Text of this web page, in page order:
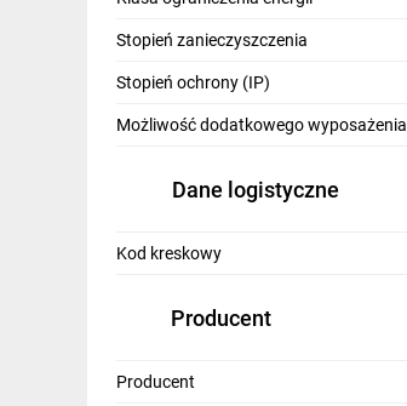
Elektromobilność
Stopień zanieczyszczenia
Stopień ochrony (IP)
Możliwość dodatkowego wyposażenia
Dane logistyczne
Kod kreskowy
Producent
Producent